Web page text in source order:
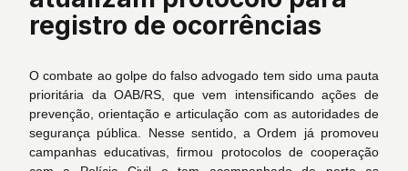
registro de ocorrências ​
O combate ao golpe do falso advogado tem sido uma pauta
prioritária da OAB/RS, que vem intensificando ações de
prevenção, orientação e articulação com as autoridades de
segurança pública. Nesse sentido, a Ordem já promoveu
campanhas educativas, firmou protocolos de cooperação